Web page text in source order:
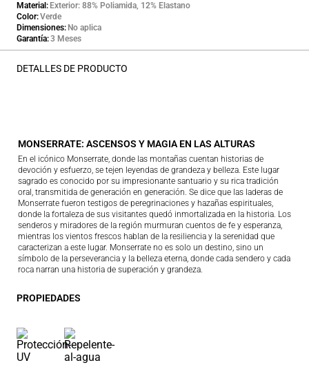
Material
Exterior: 88% Poliamida, 12% Elastano
Color Verde
Dimensiones No aplica
Garantía 3 Meses
DETALLES DE PRODUCTO
MONSERRATE: ASCENSOS Y MAGIA EN LAS ALTURAS
En el icónico Monserrate, donde las montañas cuentan historias de
devoción y esfuerzo, se tejen leyendas de grandeza y belleza. Este lugar
sagrado es conocido por su impresionante santuario y su rica tradición
oral, transmitida de generación en generación. Se dice que las laderas de
Monserrate fueron testigos de peregrinaciones y hazañas espirituales,
donde la fortaleza de sus visitantes quedó inmortalizada en la historia. Los
senderos y miradores de la región murmuran cuentos de fe y esperanza,
mientras los vientos frescos hablan de la resiliencia y la serenidad que
caracterizan a este lugar. Monserrate no es solo un destino, sino un
símbolo de la perseverancia y la belleza eterna, donde cada sendero y cada
roca narran una historia de superación y grandeza.
PROPIEDADES